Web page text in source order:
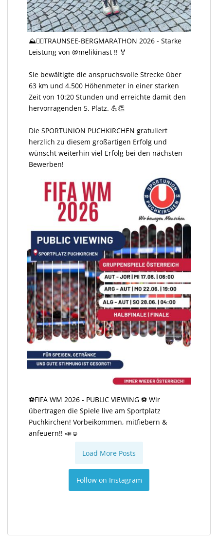
⛰️🏃‍♀️TRAUNSEE-BERGMARATHON 2026 - Starke
Leistung von @melikinast !! 🏅
Sie bewältigte die anspruchsvolle Strecke über
63 km und 4.500 Höhenmeter in einer starken
Zeit von 10:20 Stunden und erreichte damit den
hervorragenden 5. Platz. 💪👏
Die SPORTUNION PUCHKIRCHEN gratuliert
herzlich zu diesem großartigen Erfolg und
wünscht weiterhin viel Erfolg bei den nächsten
Bewerben!
⚽️FIFA WM 2026 - PUBLIC VIEWING ⚽️ Wir
übertragen die Spiele live am Sportplatz
Puchkirchen! Vorbeikommen, mitfiebern &
anfeuern!! 📣☺️
Load More Posts
Follow on Instagram